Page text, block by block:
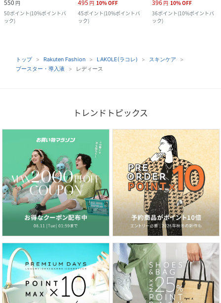
550 円
50ポイント(10%ポイントバ
ック)
495 円 10%OFF
45ポイント(10%ポイントバ
ック)
396 円 10%OFF
36ポイント(10%ポイントバ
ック)
トップ Rakuten Fashion LAKOLE(ラコレ)
スキンケア
ブースター・導入液
レディース
トレンドトピックス